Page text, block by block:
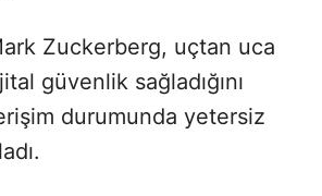
Zuckerberg, uçtan uca
güvenlik sağladığını
durumunda yetersiz